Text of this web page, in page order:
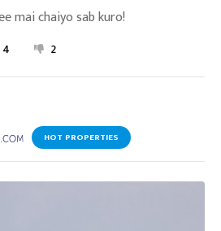
mai chaiyo sab kuro!
4 2
HOT PROPERTIES